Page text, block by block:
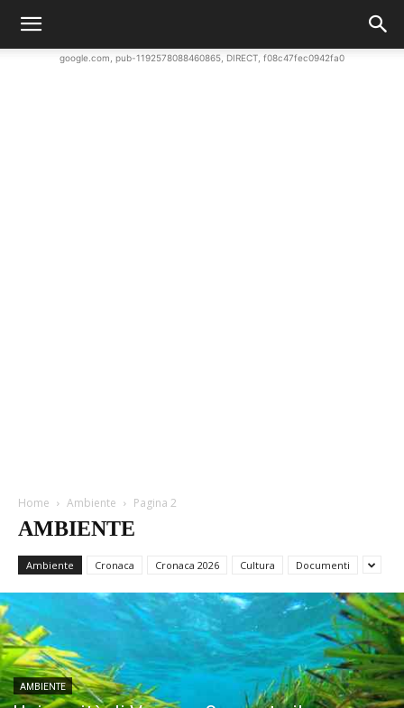
google.com, pub-1192578088460865, DIRECT, f08c47fec0942fa0
Home Ambiente Pagina 2
AMBIENTE
Ambiente Cronaca Cronaca 2026 Cultura Documenti
AMBIENTE